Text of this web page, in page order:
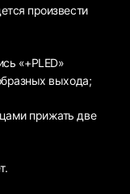
произвести
«+PLED»
выхода;
прижать две